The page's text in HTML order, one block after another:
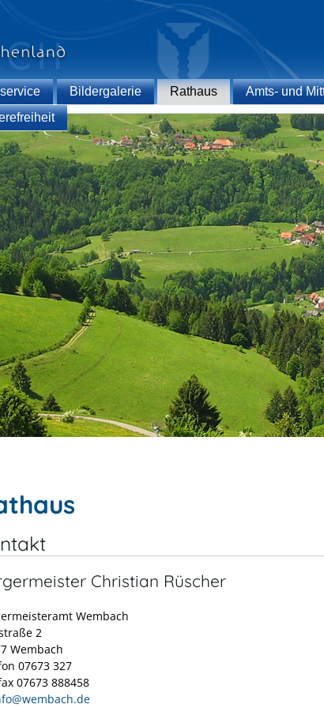
Bildergalerie Rathaus Amts- und
Christian Rüscher
Wembach
2
Wembach
07673 327
07673 888458